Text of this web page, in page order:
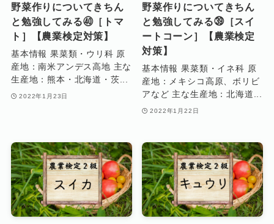
野菜作りについてきちん
と勉強してみる㊵［トマ
ト］【農業検定対策】
基本情報 果菜類・ウリ科 原
産地：南米アンデス高地 主な
生産地：熊本・北海道・茨...
2022年1月23日
野菜作りについてきちん
と勉強してみる㊴［スイ
ートコーン］【農業検定
対策】
基本情報 果菜類・イネ科 原
産地：メキシコ高原、ボリビ
アなど 主な生産地：北海道...
2022年1月22日